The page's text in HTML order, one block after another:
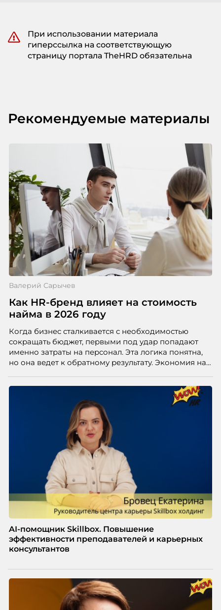
При использовании материала
гиперссылка на соответствующую
страницу портала TheHRD обязательна
Рекомендуемые материалы
Валерий Сарычев
Как HR-бренд влияет на стоимость
найма в 2026 году
Когда бизнес сталкивается с необходимостью
сокращать бюджет, первыми под удар попадают
именно затраты на персонал. Эта логика понятна,
но она ведет к обратному результату. Экономия на
AI-помощник Skillbox. Повышение
эффективности преподавателей и карьерных
консультантов